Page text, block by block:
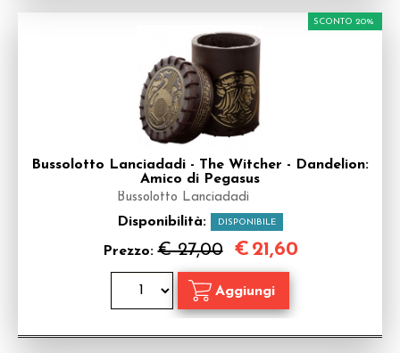
Bussolotto Lanciadadi - The Witcher - Dandelion:
Amico di Pegasus
Bussolotto Lanciadadi
Disponibilità: DISPONIBILE
Prezzo:€ 27,00
SCONTO 20%
€ 21,60